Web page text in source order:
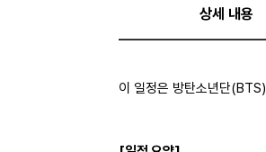
상세 내용
이 일정은 방탄소년단